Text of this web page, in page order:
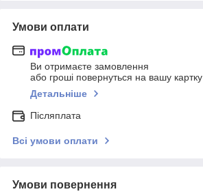
Умови оплати
Ви отримаєте замовлення
або гроші повернуться на вашу картку
Детальніше
Післяплата
Всі умови оплати
Умови повернення